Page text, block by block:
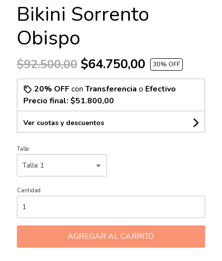
Bikini Sorrento
Obispo
$92.500,00$64.750,00 30% OFF
20% OFFcon Transferencia o Efectivo
Precio final: $51.800,00
Ver cuotas y descuentos
Talle
Cantidad
AGREGAR AL CARRITO